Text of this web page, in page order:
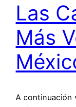
Las
Más
A continuación